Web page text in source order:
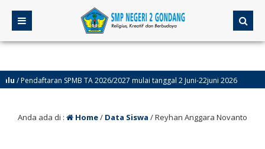
/ Pendaftaran SPMB TA 2026/2027 mulai tanggal 2 Juni-22juni 2026
Anda ada di : Home/ Data Siswa /Reyhan Anggara Novanto